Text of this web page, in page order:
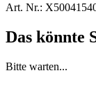
Art. Nr.:
Das könnte
Bitte warten...